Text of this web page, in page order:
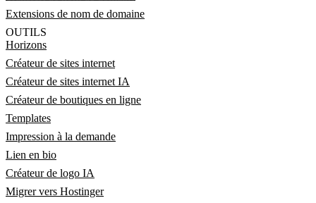
Extensions de nom de domaine
OUTILS
Horizons
Créateur de sites internet
Créateur de sites internet IA
Créateur de boutiques en ligne
Templates
Impression à la demande
Lien en bio
Créateur de logo IA
Migrer vers Hostinger